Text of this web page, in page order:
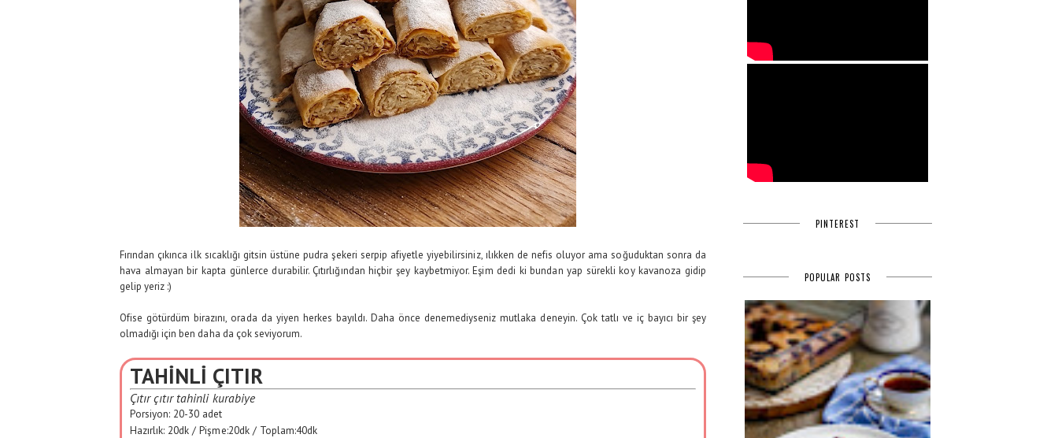
Fırından çıkınca ilk sıcaklığı gitsin üstüne pudra şekeri serpip afiyetle yiyebilirsiniz, ılıkken de nefis oluyor ama soğuduktan sonra da
hava almayan bir kapta günlerce durabilir. Çıtırlığından hiçbir şey kaybetmiyor. Eşim dedi ki bundan yap sürekli koy kavanoza gidip
gelip yeriz :)
Ofise götürdüm birazını, orada da yiyen herkes bayıldı. Daha önce denemediyseniz mutlaka deneyin. Çok tatlı ve iç bayıcı bir şey
olmadığı için ben daha da çok seviyorum.
TAHİNLİ ÇITIR
Çıtır çıtır tahinli kurabiye
Porsiyon: 20-30 adet
Hazırlık: 20dk / Pişme:20dk / Toplam:40dk
PINTEREST
POPULAR POSTS